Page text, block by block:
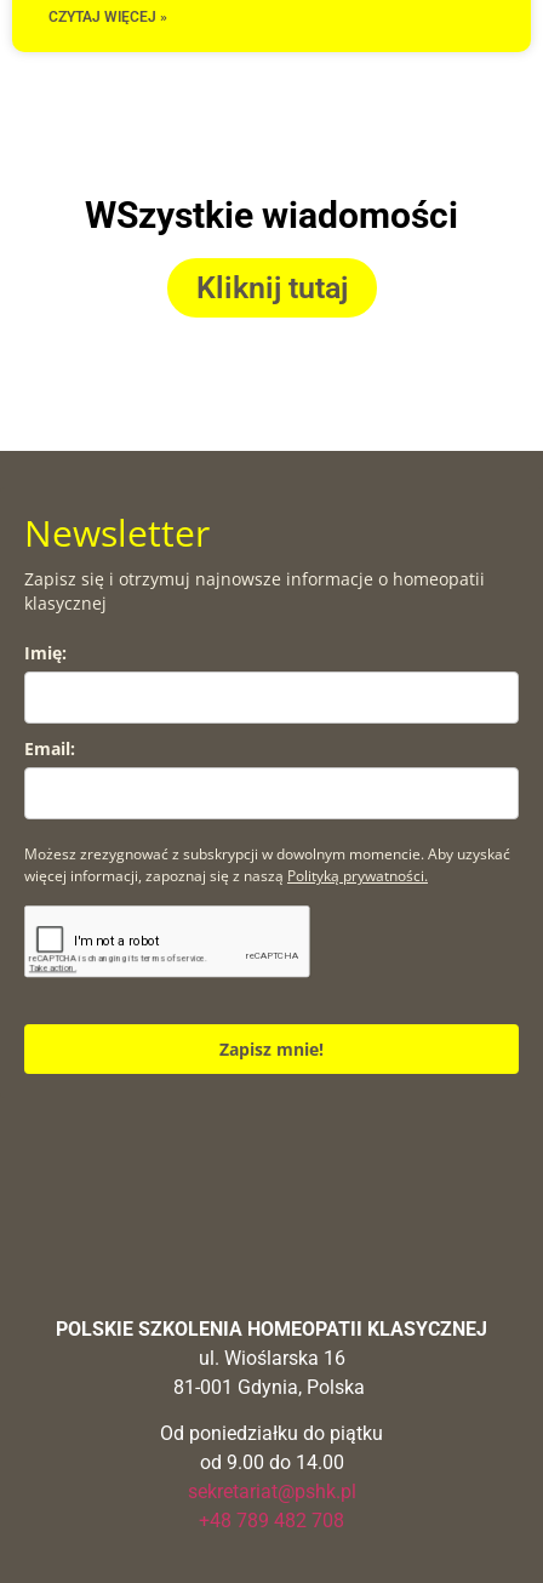
CZYTAJ WIĘCEJ »
WSzystkie wiadomości
Kliknij tutaj
Newsletter
Zapisz się i otrzymuj najnowsze informacje o homeopatii
klasycznej
Imię:
Email:
Możesz zrezygnować z subskrypcji w dowolnym momencie. Aby uzyskać
więcej informacji, zapoznaj się z naszą Polityką prywatności.
Zapisz mnie!
POLSKIE SZKOLENIA HOMEOPATII KLASYCZNEJ
ul. Wioślarska 16
81-001 Gdynia, Polska
Od poniedziałku do piątku
od 9.00 do 14.00
sekretariat@pshk.pl
+48 789 482 708